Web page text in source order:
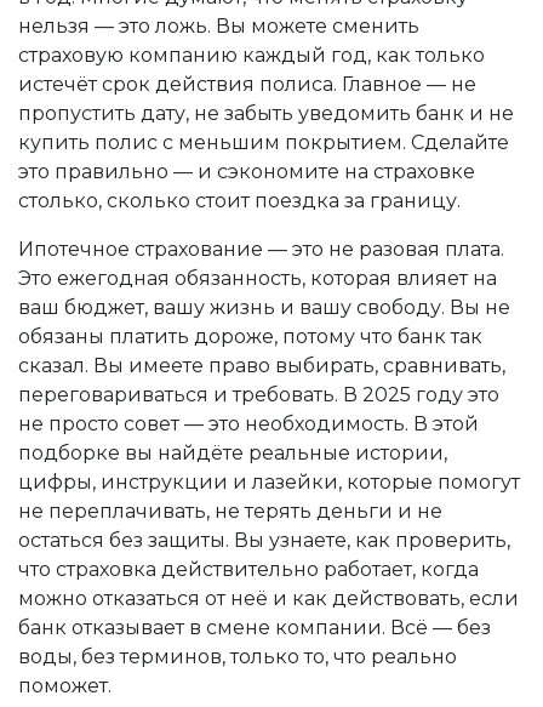
нельзя — это ложь. Вы можете сменить
страховую компанию каждый год, как только
истечёт срок действия полиса. Главное — не
пропустить дату, не забыть уведомить банк и не
купить полис с меньшим покрытием. Сделайте
это правильно — и сэкономите на страховке
столько, сколько стоит поездка за границу.
Ипотечное страхование — это не разовая плата.
Это ежегодная обязанность, которая влияет на
ваш бюджет, вашу жизнь и вашу свободу. Вы не
обязаны платить дороже, потому что банк так
сказал. Вы имеете право выбирать, сравнивать,
переговариваться и требовать. В 2025 году это
не просто совет — это необходимость. В этой
подборке вы найдёте реальные истории,
цифры, инструкции и лазейки, которые помогут
не переплачивать, не терять деньги и не
остаться без защиты. Вы узнаете, как проверить,
что страховка действительно работает, когда
можно отказаться от неё и как действовать, если
банк отказывает в смене компании. Всё — без
воды, без терминов, только то, что реально
поможет.